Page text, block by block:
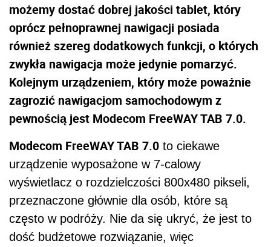
możemy dostać dobrej jakości tablet, który
oprócz pełnoprawnej nawigacji posiada
również szereg dodatkowych funkcji, o których
zwykła nawigacja może jedynie pomarzyć.
Kolejnym urządzeniem, który może poważnie
zagrozić nawigacjom samochodowym z
pewnością jest Modecom FreeWAY TAB 7.0.
Modecom FreeWAY TAB 7.0 to ciekawe
urządzenie wyposażone w 7-calowy
wyświetlacz o rozdzielczości 800x480 pikseli,
przeznaczone głównie dla osób, które są
często w podróży. Nie da się ukryć, że jest to
dość budżetowe rozwiązanie, więc